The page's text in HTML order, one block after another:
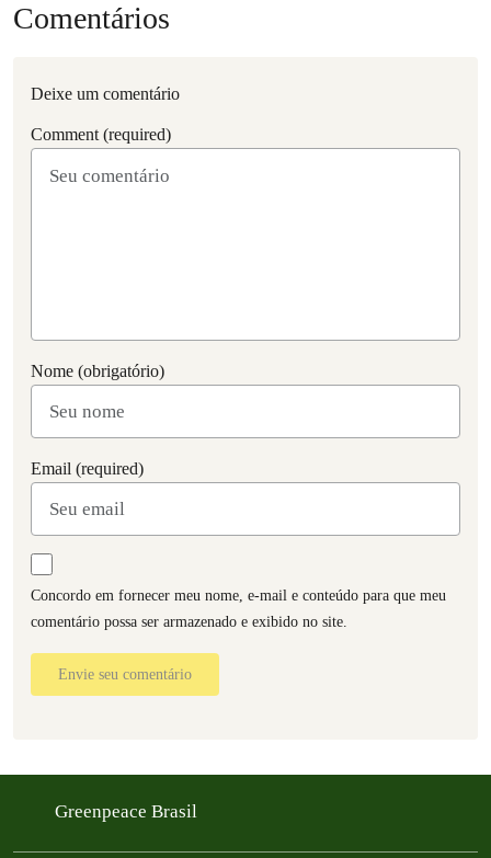
Comentários
Deixe um comentário
Comment (required)
Nome (obrigatório)
Email (required)
Concordo em fornecer meu nome, e-mail e conteúdo para que meu
comentário possa ser armazenado e exibido no site.
Envie seu comentário
Greenpeace Brasil